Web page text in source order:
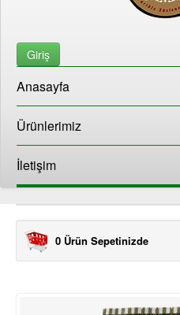
Giriş
Anasayfa
Ürünlerimiz
İletişim
0 Ürün Sepetinizde